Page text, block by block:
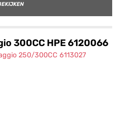
300CC HPE 6120066